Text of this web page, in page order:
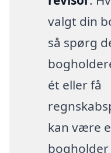
valgt din
så spørg
ét eller få
kan være